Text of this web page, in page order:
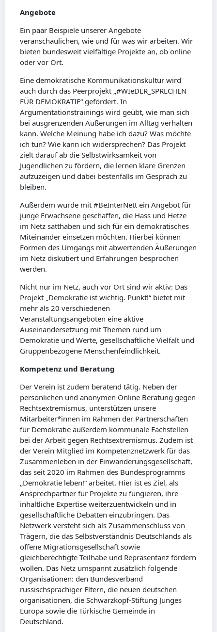
Angebote
Ein paar Beispiele unserer Angebote
veranschaulichen, wie und für was wir arbeiten. Wir
bieten bundesweit vielfältige Projekte an, ob online
oder vor Ort.
Eine demokratische Kommunikationskultur wird
auch durch das Peerprojekt „#WIeDER_SPRECHEN
FÜR DEMOKRATIE“ gefördert. In
Argumentationstrainings wird geübt, wie man sich
bei ausgrenzenden Äußerungen im Alltag verhalten
kann. Welche Meinung habe ich dazu? Was möchte
ich tun? Wie kann ich widersprechen? Das Projekt
zielt darauf ab die Selbstwirksamkeit von
Jugendlichen zu fördern, die lernen klare Grenzen
aufzuzeigen und dabei bestenfalls im Gespräch zu
bleiben.
Außerdem wurde mit #BeInterNett ein Angebot für
junge Erwachsene geschaffen, die Hass und Hetze
im Netz satthaben und sich für ein demokratisches
Miteinander einsetzen möchten. Hierbei können
Formen des Umgangs mit abwertenden Äußerungen
im Netz diskutiert und Erfahrungen besprochen
werden.
Nicht nur im Netz, auch vor Ort sind wir aktiv: Das
Projekt „Demokratie ist wichtig. Punkt!“ bietet mit
mehr als 20 verschiedenen
Veranstaltungsangeboten eine aktive
Auseinandersetzung mit Themen rund um
Demokratie und Werte, gesellschaftliche Vielfalt und
Gruppenbezogene Menschenfeindlichkeit.
Kompetenz und Beratung
Der Verein ist zudem beratend tätig. Neben der
persönlichen und anonymen Online Beratung gegen
Rechtsextremismus, unterstützen unsere
Mitarbeiter*innen im Rahmen der Partnerschaften
für Demokratie außerdem kommunale Fachstellen
bei der Arbeit gegen Rechtsextremismus. Zudem ist
der Verein Mitglied im Kompetenznetzwerk für das
Zusammenleben in der Einwanderungsgesellschaft,
das seit 2020 im Rahmen des Bundesprogramms
„Demokratie leben!“ arbeitet. Hier ist es Ziel, als
Ansprechpartner für Projekte zu fungieren, ihre
inhaltliche Expertise weiterzuentwickeln und in
gesellschaftliche Debatten einzubringen. Das
Netzwerk versteht sich als Zusammenschluss von
Trägern, die das Selbstverständnis Deutschlands als
offene Migrationsgesellschaft sowie
gleichberechtigte Teilhabe und Repräsentanz fördern
wollen. Das Netz umspannt zusätzlich folgende
Organisationen: den Bundesverband
russischsprachiger Eltern, die neuen deutschen
organisationen, die Schwarzkopf-Stiftung Junges
Europa sowie die Türkische Gemeinde in
Deutschland.